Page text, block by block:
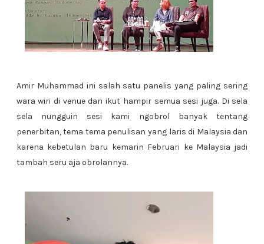
Amir Muhammad ini salah satu panelis yang paling sering
wara wiri di venue dan ikut hampir semua sesi juga. Di sela
sela nungguin sesi kami ngobrol banyak tentang
penerbitan, tema tema penulisan yang laris di Malaysia dan
karena kebetulan baru kemarin Februari ke Malaysia jadi
tambah seru aja obrolannya.